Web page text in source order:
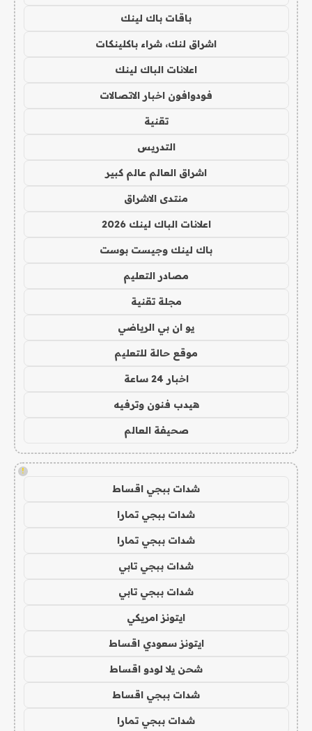
باقات باك لينك
اشراق لنك، شراء باكلينكات
اعلانات الباك لينك
فودوافون اخبار الاتصالات
تقنية
التدريس
اشراق العالم عالم كبير
منتدى الاشراق
اعلانات الباك لينك 2026
باك لينك وجيست بوست
مصادر التعليم
مجلة تقنية
يو ان بي الرياضي
موقع حالة للتعليم
اخبار 24 ساعة
هيدب فنون وترفيه
صحيفة العالم
!
شدات ببجي اقساط
شدات ببجي تمارا
شدات ببجي تمارا
شدات ببجي تابي
شدات ببجي تابي
ايتونز امريكي
ايتونز سعودي اقساط
شحن يلا لودو اقساط
شدات ببجي اقساط
شدات ببجي تمارا